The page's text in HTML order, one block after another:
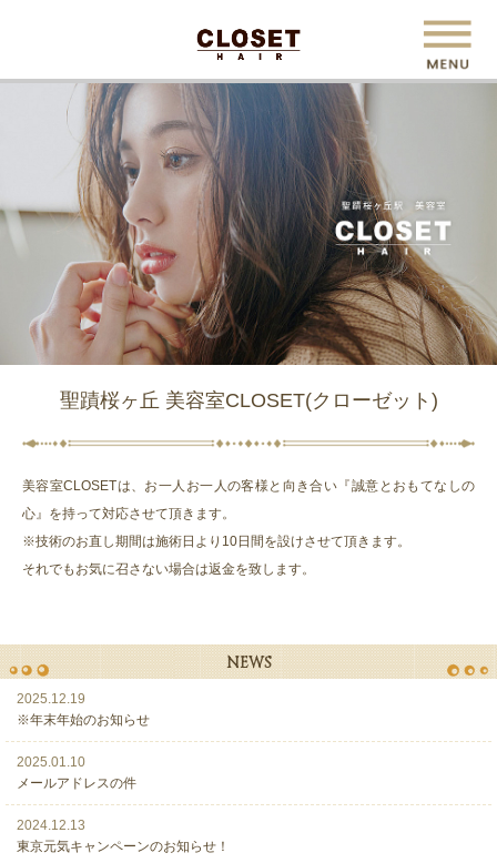
聖蹟桜ヶ丘 美容室CLOSET(クローゼット)
美容室CLOSETは、お一人お一人の客様と向き合い『誠意とおもてなしの
心』を持って対応させて頂きます。
※技術のお直し期間は施術日より10日間を設けさせて頂きます。
それでもお気に召さない場合は返金を致します。
NEWS
2025.12.19
※年末年始のお知らせ
2025.01.10
メールアドレスの件
2024.12.13
東京元気キャンペーンのお知らせ！